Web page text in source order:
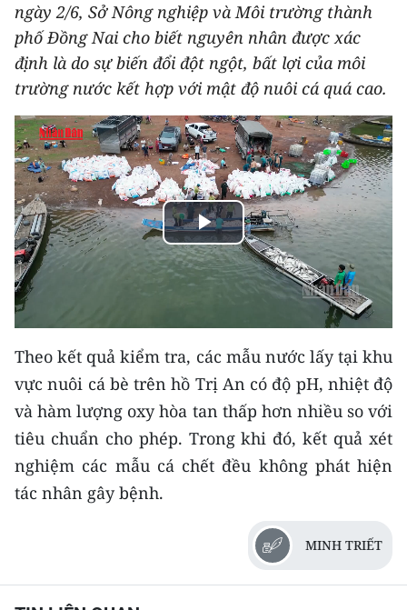
PHÁP LUẬT
DU LỊCH
THẾ GIỚI
THỂ THAO
GIÁO DỤC
Y TẾ
KHOA HỌC - CÔNG NGHỆ
MÔI TRƯỜNG
BẠN ĐỌC
KIỂM CHỨNG THÔNG TIN
TRI THỨC CHUYÊN SÂU
54 DÂN TỘC VIỆT NAM
ngày 2/6, Sở Nông nghiệp và Môi trường thành
phố Đồng Nai cho biết nguyên nhân được xác
định là do sự biến đổi đột ngột, bất lợi của môi
trường nước kết hợp với mật độ nuôi cá quá cao.
Play
Video
Theo kết quả kiểm tra, các mẫu nước lấy tại khu
vực nuôi cá bè trên hồ Trị An có độ pH, nhiệt độ
và hàm lượng oxy hòa tan thấp hơn nhiều so với
tiêu chuẩn cho phép. Trong khi đó, kết quả xét
nghiệm các mẫu cá chết đều không phát hiện
tác nhân gây bệnh.
MINH TRIẾT